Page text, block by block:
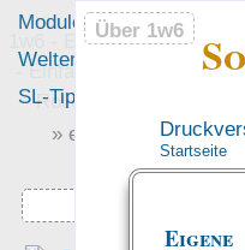
1w6 - Ein Würfel System
- Einfach saubere, freie
Rollenspiel-Regeln
Startseite
Eigene
Über 1w6
Module
Welten
SL-Tipps
» einfach saubere «
» Regeln «
Über 1w6